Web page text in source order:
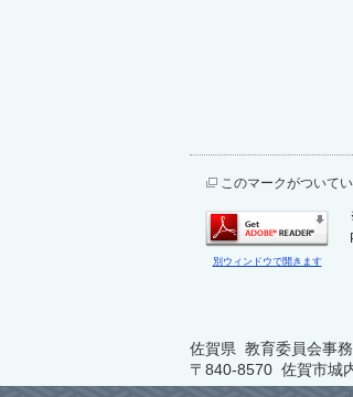
このマークがついて
別ウィンドウで開きます
佐賀県 教育委員会事
〒840-8570 佐賀市城